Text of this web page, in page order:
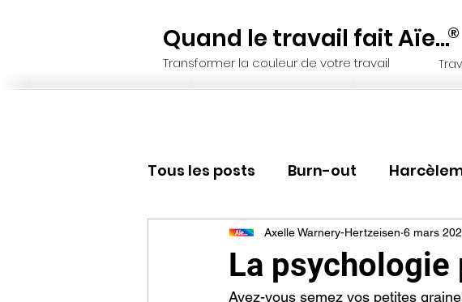
Quand le travail fait Aïe...®
Transformer la couleur de votre travail
Tous les posts Burn-out
Recrutement, sélection RH
La
Axelle Warnery-Hertzeisen 6 mars
Avez-vous semez vos petites